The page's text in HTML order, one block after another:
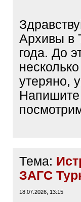
Архивы в
года. До
утеряно,
Напишите
Тема:
ЗАГС
18.07.2026, 13:15